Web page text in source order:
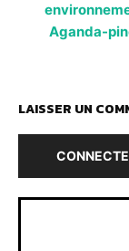
Aganda-
LAISSER UN